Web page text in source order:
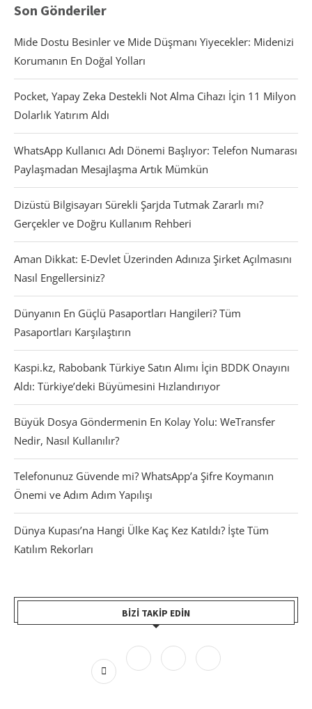
Son Gönderiler
Mide Dostu Besinler ve Mide Düşmanı Yiyecekler: Midenizi
Korumanın En Doğal Yolları
Pocket, Yapay Zeka Destekli Not Alma Cihazı İçin 11 Milyon
Dolarlık Yatırım Aldı
WhatsApp Kullanıcı Adı Dönemi Başlıyor: Telefon Numarası
Paylaşmadan Mesajlaşma Artık Mümkün
Dizüstü Bilgisayarı Sürekli Şarjda Tutmak Zararlı mı?
Gerçekler ve Doğru Kullanım Rehberi
Aman Dikkat: E-Devlet Üzerinden Adınıza Şirket Açılmasını
Nasıl Engellersiniz?
Dünyanın En Güçlü Pasaportları Hangileri? Tüm
Pasaportları Karşılaştırın
Kaspi.kz, Rabobank Türkiye Satın Alımı İçin BDDK Onayını
Aldı: Türkiye’deki Büyümesini Hızlandırıyor
Büyük Dosya Göndermenin En Kolay Yolu: WeTransfer
Nedir, Nasıl Kullanılır?
Telefonunuz Güvende mi? WhatsApp’a Şifre Koymanın
Önemi ve Adım Adım Yapılışı
Dünya Kupası’na Hangi Ülke Kaç Kez Katıldı? İşte Tüm
Katılım Rekorları
BIZI TAKIP EDIN